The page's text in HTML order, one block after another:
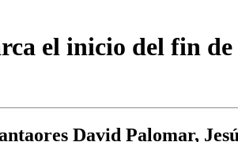
el inicio del fin de
David Palomar,